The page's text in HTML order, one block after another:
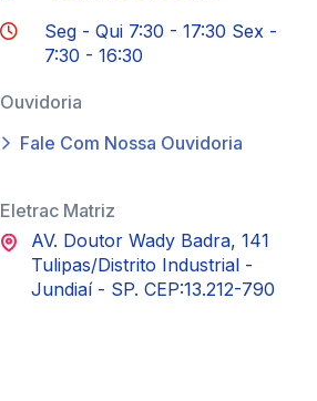
Seg - Qui 7:30 - 17:30 Sex -
7:30 - 16:30
Ouvidoria
Fale Com Nossa Ouvidoria
Eletrac Matriz
AV. Doutor Wady Badra, 141
Tulipas/Distrito Industrial -
Jundiaí - SP. CEP:13.212-790